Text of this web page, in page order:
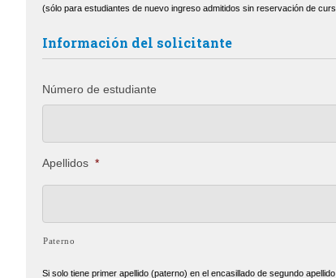
(sólo para estudiantes de nuevo ingreso admitidos sin reservación de
Información del solicitante
Número de estudiante
Apellidos *
Paterno
Si solo tiene primer apellido (paterno) en el encasillado de segundo